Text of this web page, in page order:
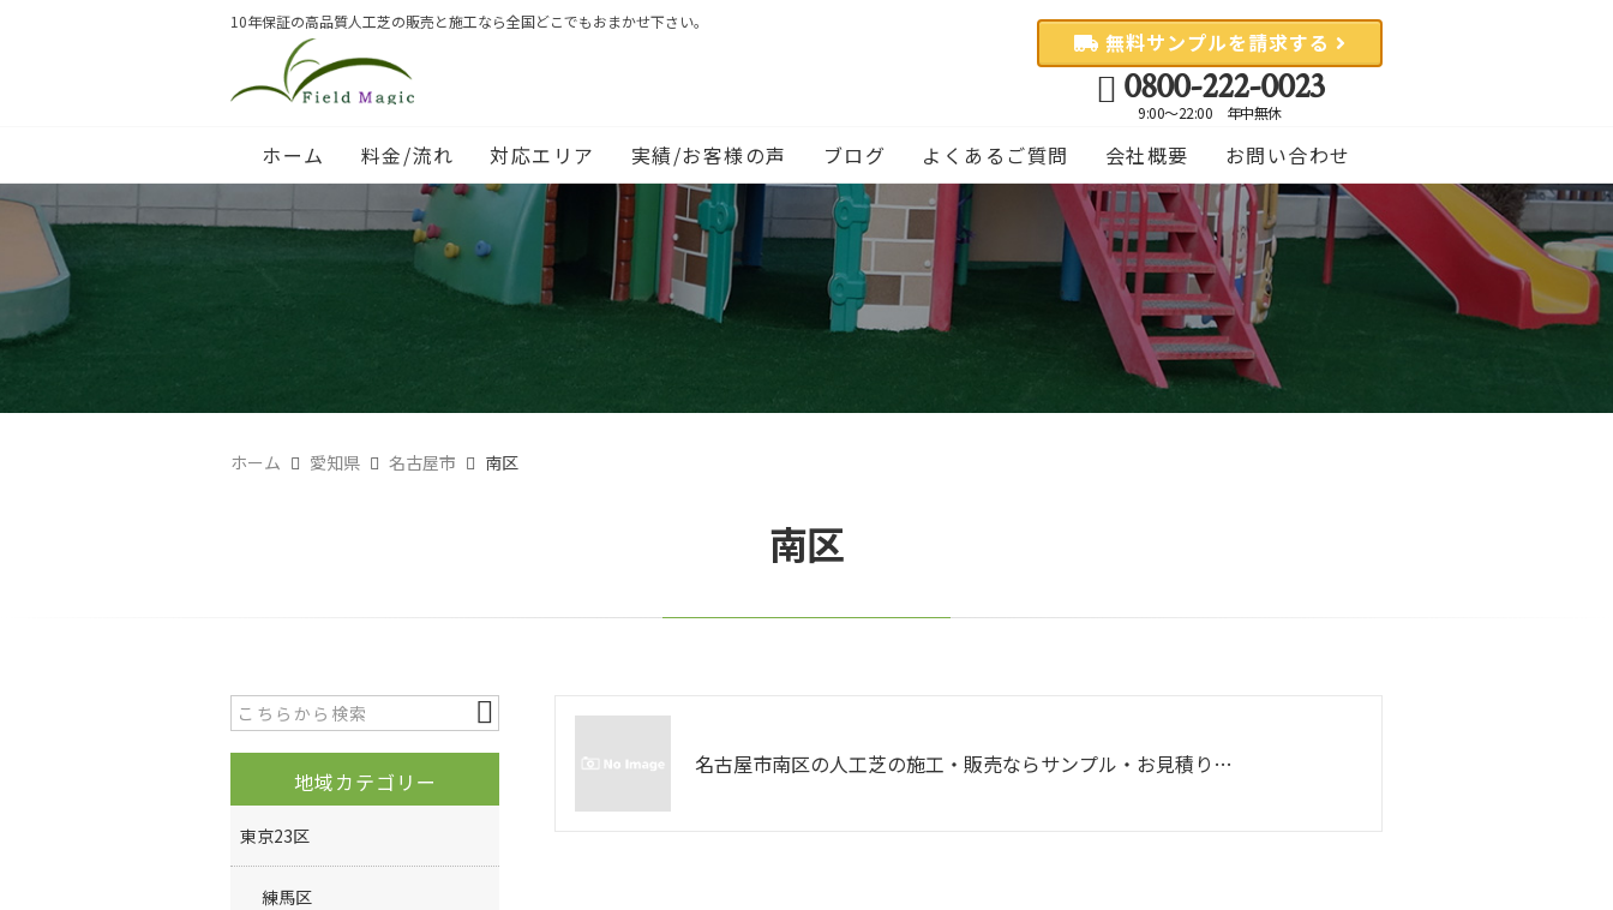
10年保証の高品質人工芝の販売と施工なら全国どこでもおまかせ下さい。
無料サンプルを請求する
0800-222-0023
9:00〜22:00 年中無休
ホーム 料金/流れ 対応エリア 実績/お客様の声 ブログ よくあるご質問 会社概要 お問い合わせ
ホーム 愛知県 名古屋市 南区
南区
名古屋市南区の人工芝の施工・販売ならサンプル・お見積り…
地域カテゴリー
東京23区
練馬区